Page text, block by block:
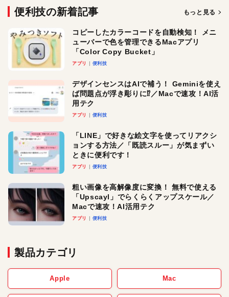
便利技の新着記事 もっと見る
コピーしたカラーコードを自動検知！ メニ
ューバーで色を管理できるMacアプリ
「Color Copy Bucket」
アプリ 便利技
デザインセンスはAIで補う！ Geminiを使え
ば問題点が浮き彫りに⁉︎／Macで速攻！AI活
用テク
アプリ 便利技
「LINE」で好きな絵文字を使ってリアクシ
ョンする方法／「既読スルー」が気まずい
ときに便利です！
アプリ 便利技
粗い画像を高解像度に変換！ 無料で使える
「Upscayl」でらくらくアップスケール／
Macで速攻！AI活用テク
アプリ 便利技
製品カテゴリ
Apple Mac